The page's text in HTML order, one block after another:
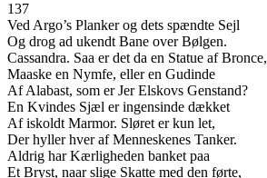
137
Ved Argo’s Planker og dets spændte Sejl
Og drog ad ukendt Bane over Bølgen.
Cassandra. Saa er det da en Statue af Bronce,
Maaske en Nymfe, eller en Gudinde
Af Alabast, som er Jer Elskovs Genstand?
En Kvindes Sjæl er ingensinde dækket
Af iskoldt Marmor. Sløret er kun let,
Der hyller hver af Menneskenes Tanker.
Aldrig har Kærligheden banket paa
Et Bryst, naar slige Skatte med den førte,